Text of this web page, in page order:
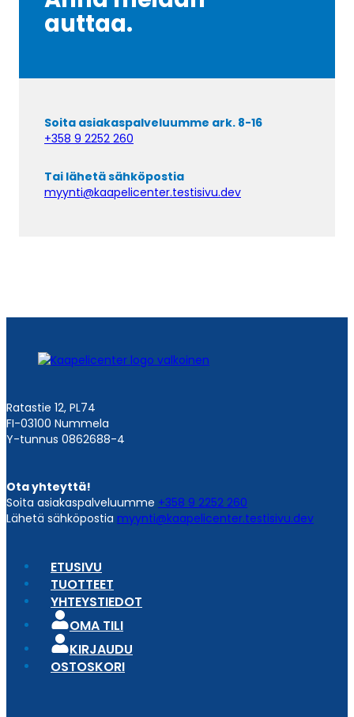
auttaa.
Soita asiakaspalveluumme ark. 8-16
+358 9 2252 260
Tai lähetä sähköpostia
myynti@kaapelicenter.testisivu.dev
Ratastie 12, PL74
FI-03100 Nummela
Y-tunnus 0862688-4
Ota yhteyttä!
Soita asiakaspalveluumme +358 9 2252 260
Lähetä sähköpostia myynti@kaapelicenter.testisivu.dev
ETUSIVU
TUOTTEET
YHTEYSTIEDOT
OMA TILI
KIRJAUDU
OSTOSKORI